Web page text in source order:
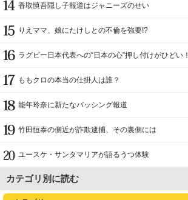
香取慎吾隠し子報道はジャニーズのせい
りえママ、娘にたけしとの不倫を強要!?
ラグビー日本代表への“日本の心”押し付けがひどい！
ももクロの本当の仕掛人は誰？
能年玲奈に新たなバッシング報道
竹田恒泰の側近が詐欺逮捕、その裏側には
ユースケ・サンタマリアが語るうつ体験
カテゴリ別に読む